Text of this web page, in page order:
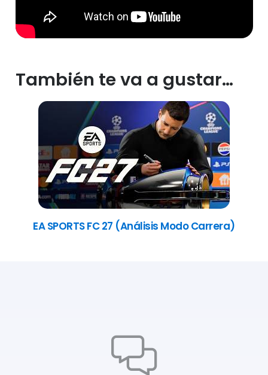
También te va a gustar…
EA SPORTS FC 27 (Análisis Modo Carrera)